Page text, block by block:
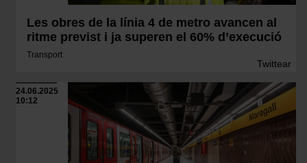
Les obres de la línia 4 de metro avancen al
ritme previst i ja superen el 60% d’execució
Transport
Twittear
24.06.2025
10:12